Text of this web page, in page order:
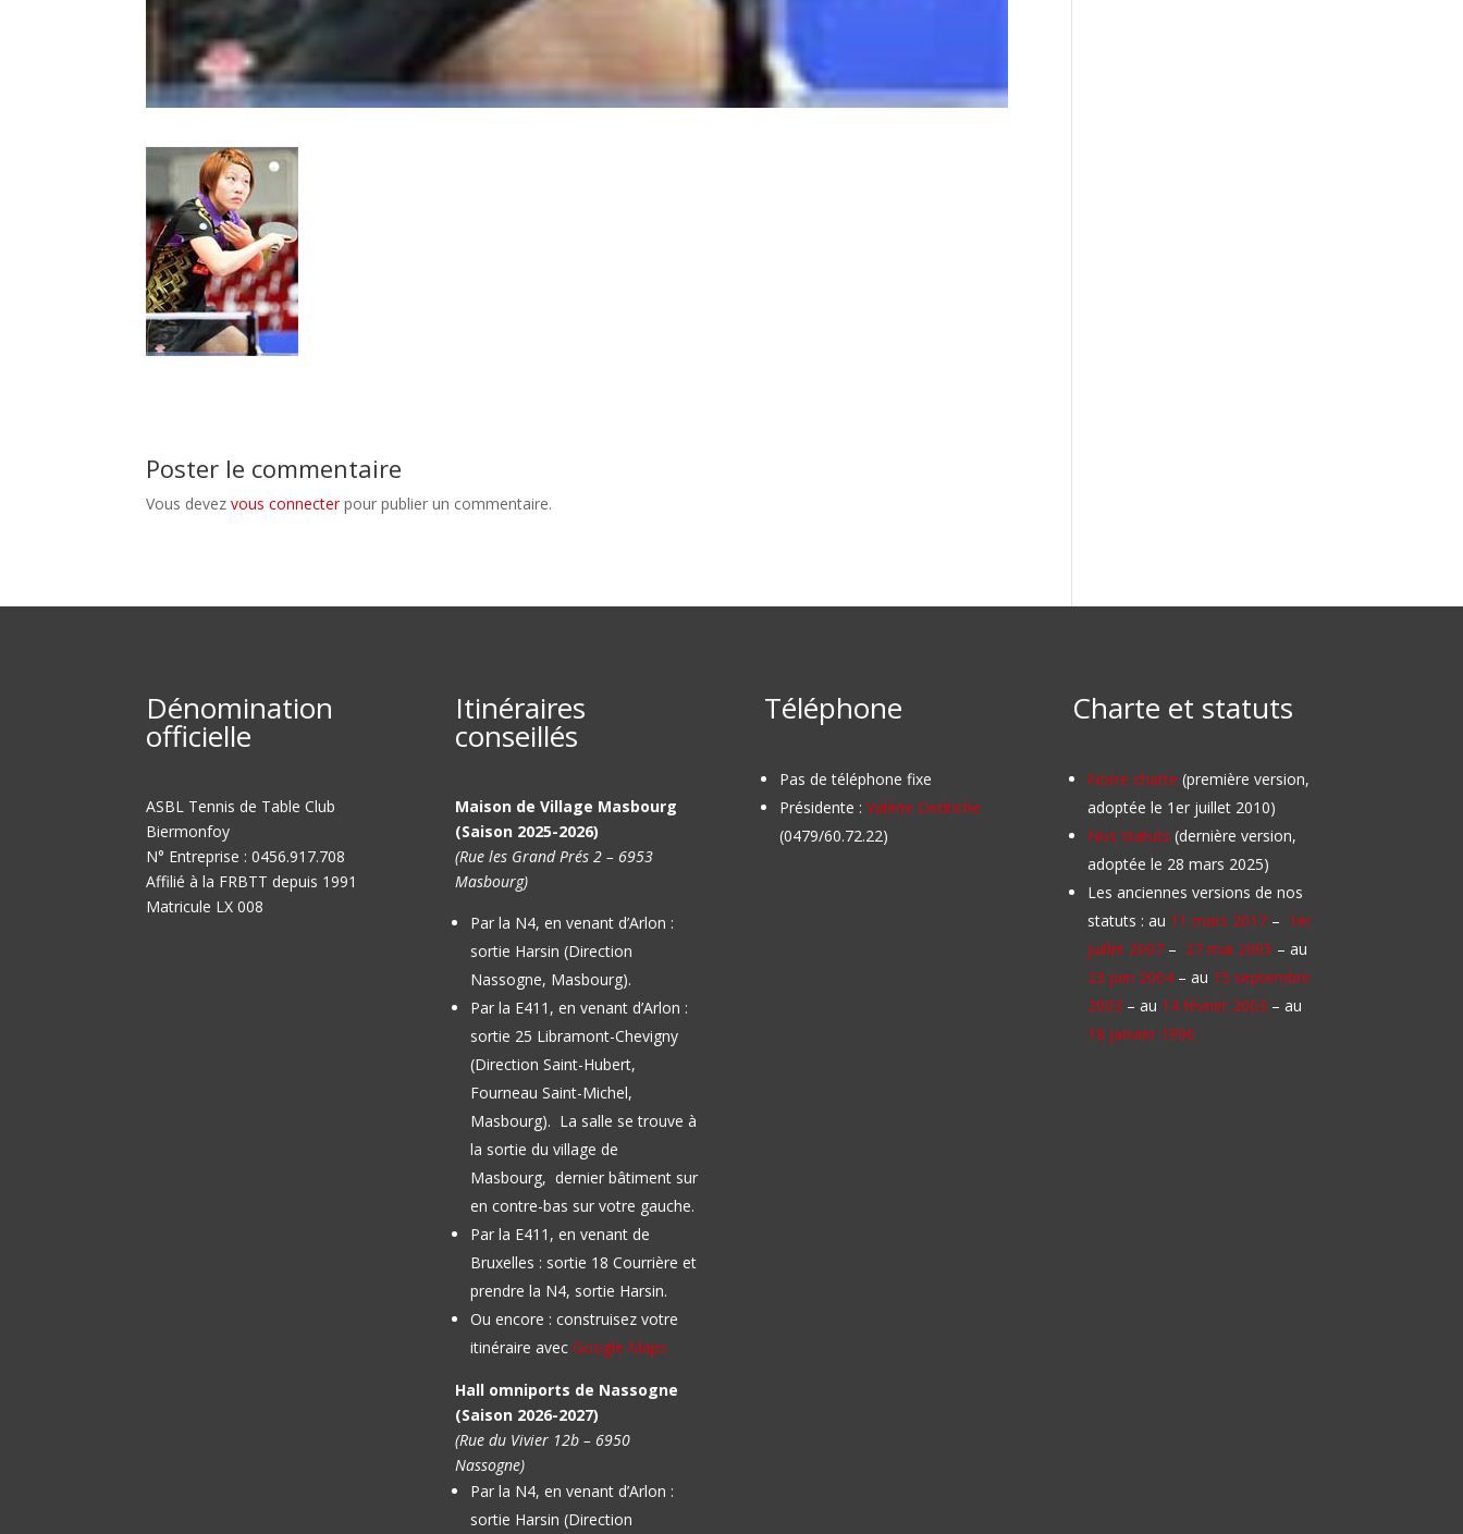
Poster le commentaire
Vous devezvous connecterpour publier un commentaire.
Dénomination
officielle
ASBL Tennis de Table Club
Biermonfoy
N° Entreprise : 0456.917.708
Affilié à la FRBTT depuis 1991
Matricule LX 008
Itinéraires
conseillés
Maison de Village Masbourg
(Saison 2025-2026)
(Rue les Grand Prés 2 – 6953
Masbourg)
Par la N4, en venant d’Arlon :
sortie Harsin (Direction
Nassogne, Masbourg).
Par la E411, en venant d’Arlon :
sortie 25 Libramont-Chevigny
(Direction Saint-Hubert,
Fourneau Saint-Michel,
Masbourg). La salle se trouve à
la sortie du village de
Masbourg, dernier bâtiment sur
en contre-bas sur votre gauche.
Par la E411, en venant de
Bruxelles : sortie 18 Courrière et
prendre la N4, sortie Harsin.
Ou encore : construisez votre
itinéraire avec Google Maps
Hall omniports de Nassogne
(Saison 2026-2027)
(Rue du Vivier 12b – 6950
Nassogne)
Par la N4, en venant d’Arlon :
sortie Harsin (Direction
Téléphone
Pas de téléphone fixe
Présidente : Valérie Dedriche
(0479/60.72.22)
Charte et statuts
Notre charte (première version,
adoptée le 1er juillet 2010)
Nos statuts (dernière version,
adoptée le 28 mars 2025)
Les anciennes versions de nos
statuts : au 11 mars 2017 – 1er
juillet 2007 – 27 mai 2005 – au
23 juin 2004 – au 15 septembre
2003 – au 14 février 2003 – au
18 janvier 1996